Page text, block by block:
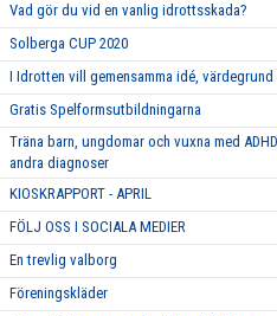
Vad gör du vid en vanlig idrottsskada?
Solberga CUP 2020
I Idrotten vill gemensamma idé,
Gratis Spelformsutbildningarna
Träna barn, ungdomar och vuxna med
andra diagnoser
KIOSKRAPPORT - APRIL
FÖLJ OSS I SOCIALA MEDIER
En trevlig valborg
Föreningskläder